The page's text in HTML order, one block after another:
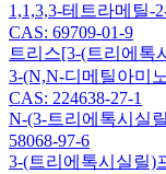
1,1,3,3-테트라메틸-
CAS: 69709-01-9
트리스[3-(트리에톡
3-(N,N-디메틸아미
CAS: 224638-27-1
N-(3-트리에톡시실
58068-97-6
3-(트리에톡시실릴)